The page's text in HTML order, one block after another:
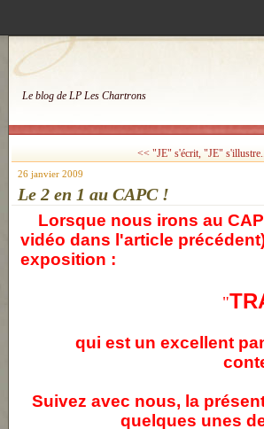
Le blog de LP Les Chartrons
<< "JE" s'écrit, "JE"
26 janvier 2009
Le 2 en 1 au CAPC !
Lorsque nous irons au
vidéo dans l'article
exposition :
"
qui est un excellent
Suivez avec nous, la
quelques unes